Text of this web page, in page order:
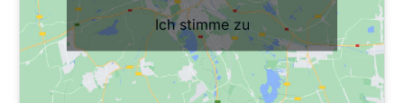
Ich stimme zu